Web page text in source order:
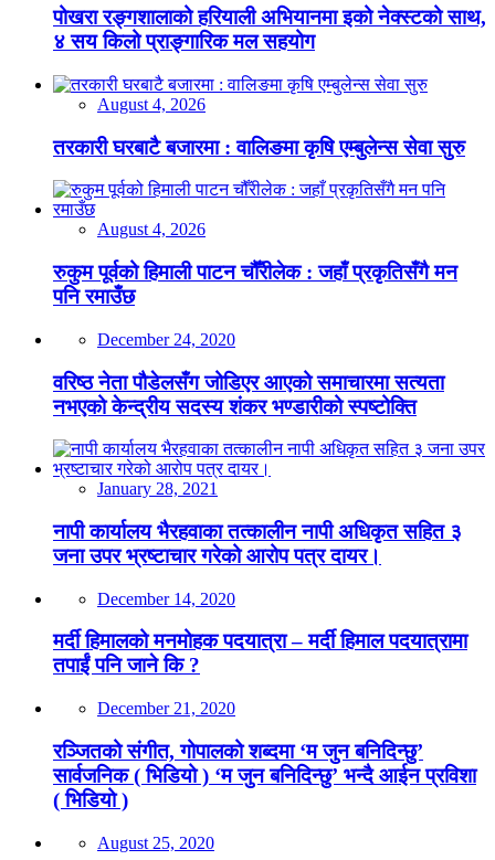
पोखरा रङ्गशालाको हरियाली अभियानमा इको नेक्स्टको साथ,
४ सय किलो प्राङ्गारिक मल सहयोग
August 4, 2026
तरकारी घरबाटै बजारमा : वालिङमा कृषि एम्बुलेन्स सेवा सुरु
August 4, 2026
रुकुम पूर्वको हिमाली पाटन चौँरीलेक : जहाँ प्रकृतिसँगै मन
पनि रमाउँछ
December 24, 2020
वरिष्ठ नेता पौडेलसँग जोडिएर आएको समाचारमा सत्यता
नभएको केन्द्रीय सदस्य शंकर भण्डारीको स्पष्टोक्ति
January 28, 2021
नापी कार्यालय भैरहवाका तत्कालीन नापी अधिकृत सहित ३
जना उपर भ्रष्टाचार गरेको आरोप पत्र दायर।
December 14, 2020
मर्दी हिमालको मनमोहक पदयात्रा – मर्दी हिमाल पदयात्रामा
तपाईं पनि जाने कि ?
December 21, 2020
रञ्जितको संगीत, गोपालको शब्दमा ‘म जुन बनिदिन्छु’
सार्वजनिक ( भिडियो ) ‘म जुन बनिदिन्छु’ भन्दै आईन प्रविशा
( भिडियो )
August 25, 2020